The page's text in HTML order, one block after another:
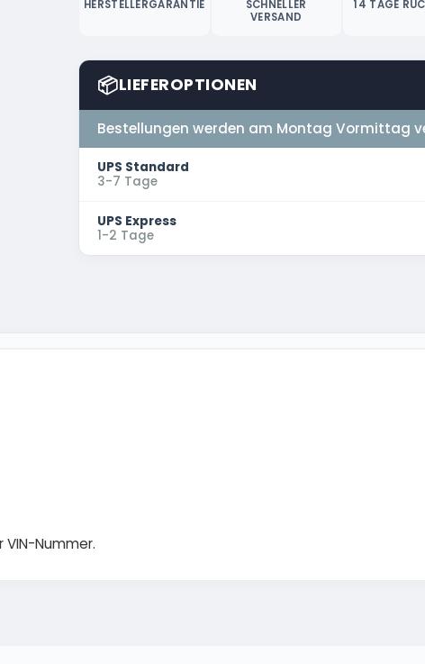
HERSTELLERGARANTIE
SCHNELLER
VERSAND
14 TAGE
📦LIEFEROPTIONEN
Bestellungen werden am Montag Vormittag
UPS Standard
3-7 Tage
UPS Express
1-2 Tage
Nummer.